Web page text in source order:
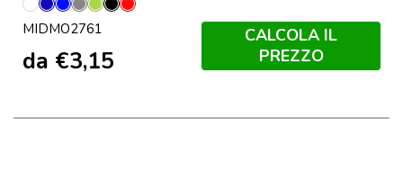
Bianco
BluBlu
Royal
Grigio
Lime
NeroRosso
MIDMO2761
da €3,15
CALCOLA IL
PREZZO